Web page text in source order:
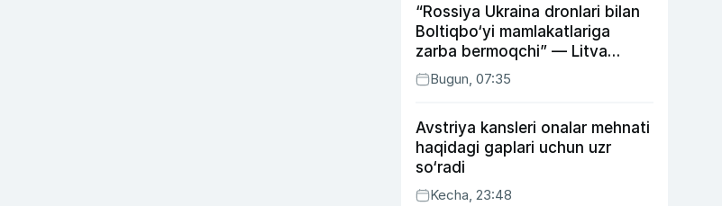
“Rossiya Ukraina dronlari bilan
Boltiqbo‘yi mamlakatlariga
zarba bermoqchi” — Litva
mudofaa vaziri
Bugun, 07:35
Avstriya kansleri onalar mehnati
haqidagi gaplari uchun uzr
so‘radi
Kecha, 23:48